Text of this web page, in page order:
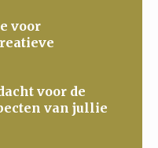
voor
voor de
van jullie